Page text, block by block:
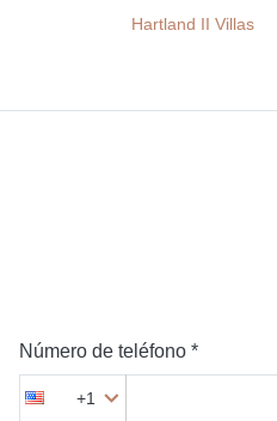
Hartland II Villas
Número de teléfono *
+1